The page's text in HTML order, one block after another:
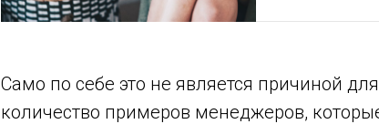
Само по себе это не является причиной
количество примеров менеджеров,